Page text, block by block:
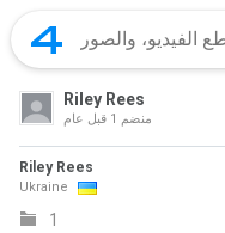
Riley Rees
منضم
Riley Rees
Ukraine
1